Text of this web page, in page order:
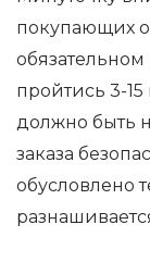
покупающих
пройтись 3-
должно быть
заказа
обусловлено